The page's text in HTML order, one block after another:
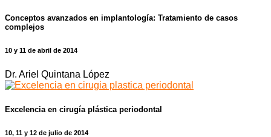
Conceptos avanzados en implantología: Tratamiento de casos
complejos
10 y 11 de abril de 2014
Dr. Ariel Quintana López
Excelencia en cirugía plástica periodontal
10, 11 y 12 de julio de 2014